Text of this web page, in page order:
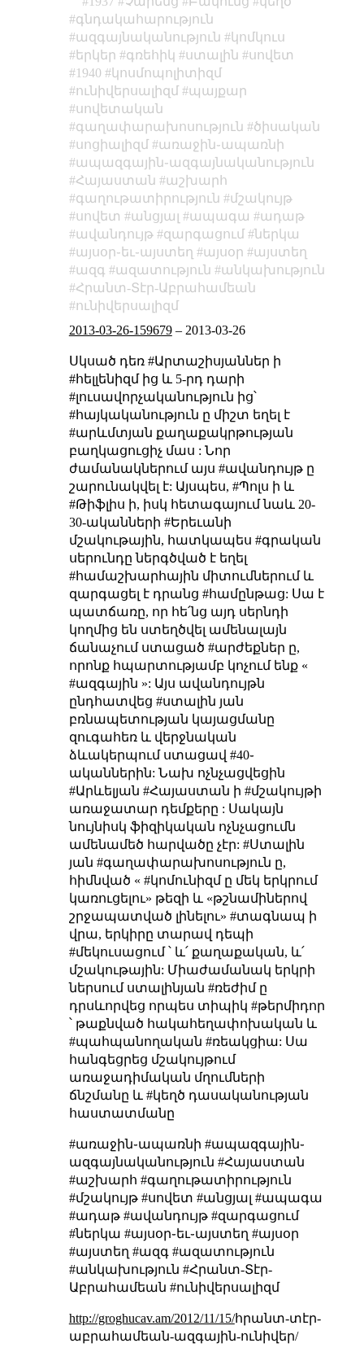
գնդակահարություն
ազգայնականություն
կոմկուս
երկեր
գռեհիկ ստալին
սովետ
1940
կոսմոպոլիտիզմ
ունիվերսալիզմ
պայքար
սովետական
գաղափարախոսություն
ծիսական
սոցիալիզմ
առաջին֊ապառնի
ապազգային֊ազգայնականություն
Հայաստան
աշխարհ
գաղութատիրություն
մշակույթ
սովետ
անցյալ ապագա
ադաթ
ավանդույթ
զարգացում
ներկա
այսօր֊եւ֊այստեղ
այսօր
այստեղ
ազգ
ազատություն
անկախություն
Հրանտ-Տէր-Աբրահամեան
ունիվերսալիզմ
2013-03-26-159679– 2013-03-26
Սկսած դեռ #Արտաշիսյաններ ի
#հելլենիզմ ից և 5-րդ դարի
#լուսավորչականություն ից՝
#հայկականություն ը միշտ եղել է
#արևմտյան քաղաքակրթության
բաղկացուցիչ մաս : Նոր
ժամանակներում այս #ավանդույթ ը
շարունակվել է: Այսպես, #Պոլս ի և
#Թիֆլիս ի, իսկ հետագայում նաև 20-
30-ականների #Երեւանի
մշակութային, հատկապես #գրական
սերունդը ներգծված է եղել
#համաշխարհային միտումներում և
զարգացել է դրանց #համընթաց: Սա է
պատճառը, որ հե՛նց այդ սերնդի
կողմից են ստեղծվել ամենալայն
ճանաչում ստացած #արժեքներ ը,
որոնք հպարտությամբ կոչում ենք «
#ազգային »: Այս ավանդույթն
ընդհատվեց #ստալին յան
բռնապետության կայացմանը
զուգահեռ և վերջնական
ձևակերպում ստացավ #40֊
ականներին: Նախ ոչնչացվեցին
#Արևելյան #Հայաստան ի #մշակույթի
առաջատար դեմքերը : Սակայն
նույնիսկ ֆիզիկական ոչնչացումն
ամենամեծ հարվածը չէր: #Ստալին
յան #գաղափարախոսություն ը,
հիմնված « #կոմունիզմ ը մեկ երկրում
կառուցելու» թեզի և «թշնամիներով
շրջապատված լինելու» #տագնապ ի
վրա, երկիրը տարավ դեպի
#մեկուսացում ՝ և՛ քաղաքական, և՛
մշակութային: Միաժամանակ երկրի
ներսում ստալինյան #ռեժիմ ը
դրսևորվեց որպես տիպիկ #թերմիդոր
՝ թաքնված հակահեղափոխական և
#պահպանողական #ռեակցիա: Սա
հանգեցրեց մշակույթում
առաջադիմական մղումների
ճնշմանը և #կեղծ դասականության
հաստատմանը
#առաջին֊ապառնի #ապազգային֊
ազգայնականություն #Հայաստան
#աշխարհ #գաղութատիրություն
#մշակույթ #սովետ #անցյալ #ապագա
#ադաթ #ավանդույթ #զարգացում
#ներկա #այսօր֊եւ֊այստեղ #այսօր
#այստեղ #ազգ #ազատություն
#անկախություն #Հրանտ-Տէր-
Աբրահամեան #ունիվերսալիզմ
http://groghucav.am/2012/11/15/հրանտ-տէր-
աբրահամեան-ազգային-ունիվեր/